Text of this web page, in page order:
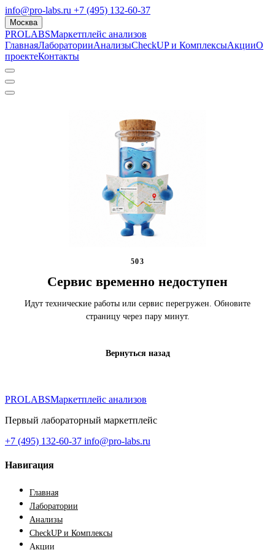
info@pro-labs.ru +7 (495) 132-60-37
Москва
PROLABSМаркетплейс анализов
ГлавнаяЛабораторииАнализыCheckUP и КомплексыАкцииО
проектеКонтакты
503
Сервис временно недоступен
Идут технические работы или сервис перегружен. Обновите
страницу через пару минут.
Вернуться назад
PROLABSМаркетплейс анализов
Первый лабораторный маркетплейс
+7 (495) 132-60-37 info@pro-labs.ru
Навигация
Главная
Лаборатории
Анализы
CheckUP и Комплексы
Акции